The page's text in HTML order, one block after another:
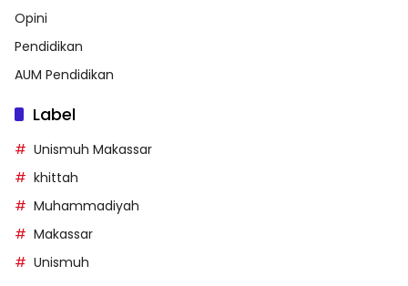
Opini
Pendidikan
AUM Pendidikan
Label
Unismuh Makassar
khittah
Muhammadiyah
Makassar
Unismuh